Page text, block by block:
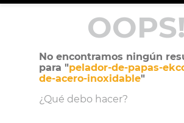
OOPS!
No encontramos ningún
para "pelador-de-papas-
de-acero-inoxidable"
¿Qué debo hacer?
BATERÍA COCINA EKCO ALUMINIO
BATERÍA COCINA CON ANTIADHERENTE
OLLA
ARROCERA